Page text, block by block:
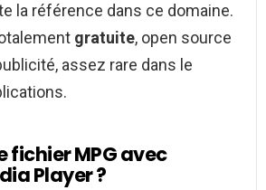
la référence dans ce domaine.
gratuite, open source
assez rare dans le
fichier MPG avec
Player ?